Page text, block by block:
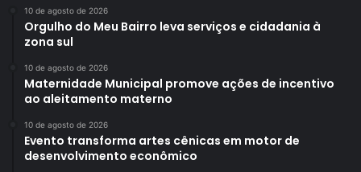
10 de agosto de 2026
Orgulho do Meu Bairro leva serviços e cidadania à
zona sul
10 de agosto de 2026
Maternidade Municipal promove ações de incentivo
ao aleitamento materno
10 de agosto de 2026
Evento transforma artes cênicas em motor de
desenvolvimento econômico